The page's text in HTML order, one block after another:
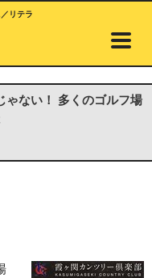
リテラ
ゃない！ 多くのゴルフ場